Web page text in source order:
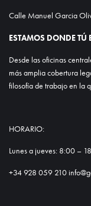
Calle Manuel Garcia
ESTAMOS DONDE TÚ
Desde las oficinas
más amplia cobertura
filosofía de trabajo en la
HORARIO:
Lunes a jueves: 8:00 –
+34 928 059 210